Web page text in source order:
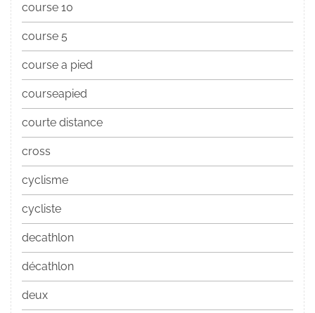
course 10
course 5
course a pied
courseapied
courte distance
cross
cyclisme
cycliste
decathlon
décathlon
deux